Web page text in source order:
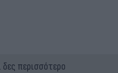
δες περισσότερο